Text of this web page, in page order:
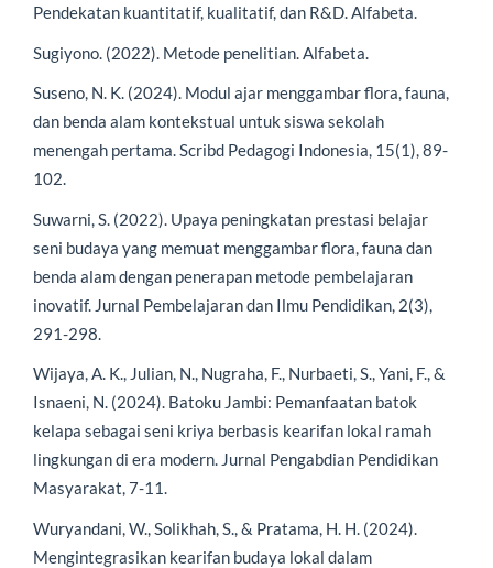
Pendekatan kuantitatif, kualitatif, dan R&D. Alfabeta.
Sugiyono. (2022). Metode penelitian. Alfabeta.
Suseno, N. K. (2024). Modul ajar menggambar flora, fauna,
dan benda alam kontekstual untuk siswa sekolah
menengah pertama. Scribd Pedagogi Indonesia, 15(1), 89-
102.
Suwarni, S. (2022). Upaya peningkatan prestasi belajar
seni budaya yang memuat menggambar flora, fauna dan
benda alam dengan penerapan metode pembelajaran
inovatif. Jurnal Pembelajaran dan Ilmu Pendidikan, 2(3),
291-298.
Wijaya, A. K., Julian, N., Nugraha, F., Nurbaeti, S., Yani, F., &
Isnaeni, N. (2024). Batoku Jambi: Pemanfaatan batok
kelapa sebagai seni kriya berbasis kearifan lokal ramah
lingkungan di era modern. Jurnal Pengabdian Pendidikan
Masyarakat, 7-11.
Wuryandani, W., Solikhah, S., & Pratama, H. H. (2024).
Mengintegrasikan kearifan budaya lokal dalam